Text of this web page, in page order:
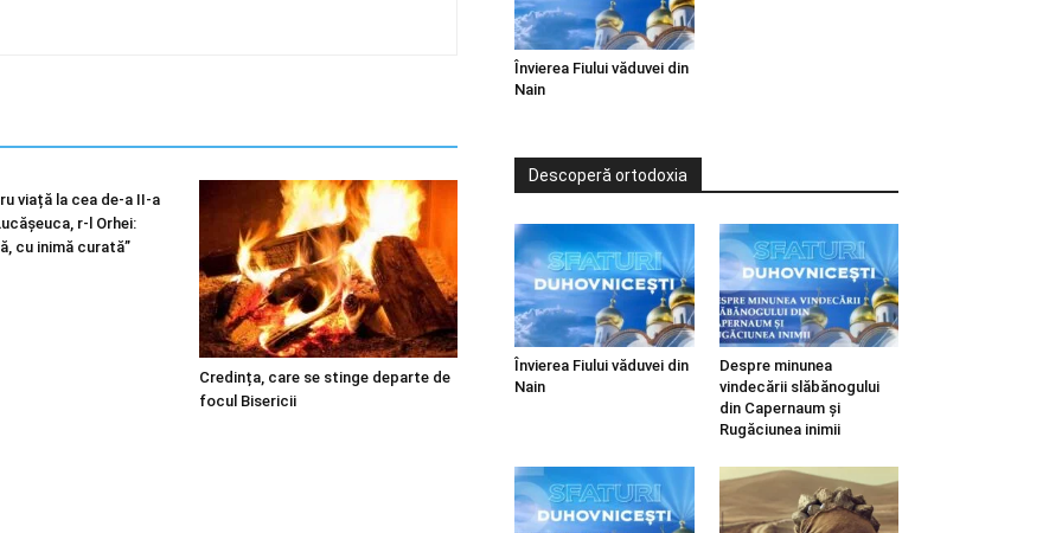
viață la cea de-a II-a
r-l Orhei:
cu inimă curată”
Credința, care se stinge departe de
focul Bisericii
Învierea Fiului văduvei din
Nain
Descoperă ortodoxia
Învierea Fiului văduvei din
Nain
Despre minunea
vindecării slăbănogului
din Capernaum și
Rugăciunea inimii